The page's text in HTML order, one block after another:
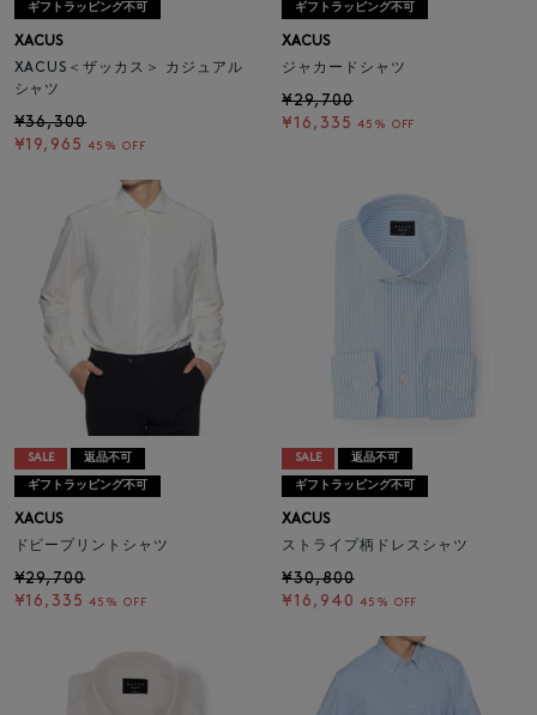
ギフトラッピング不可
XACUS
XACUS＜ザッカス＞ カジュアル
シャツ
¥36,300
¥19,965 45% OFF
ギフトラッピング不可
XACUS
ジャカードシャツ
¥29,700
¥16,335 45% OFF
SALE 返品不可
ギフトラッピング不可
XACUS
ドビープリントシャツ
¥29,700
¥16,335 45% OFF
SALE 返品不可
ギフトラッピング不可
XACUS
ストライプ柄ドレスシャツ
¥30,800
¥16,940 45% OFF